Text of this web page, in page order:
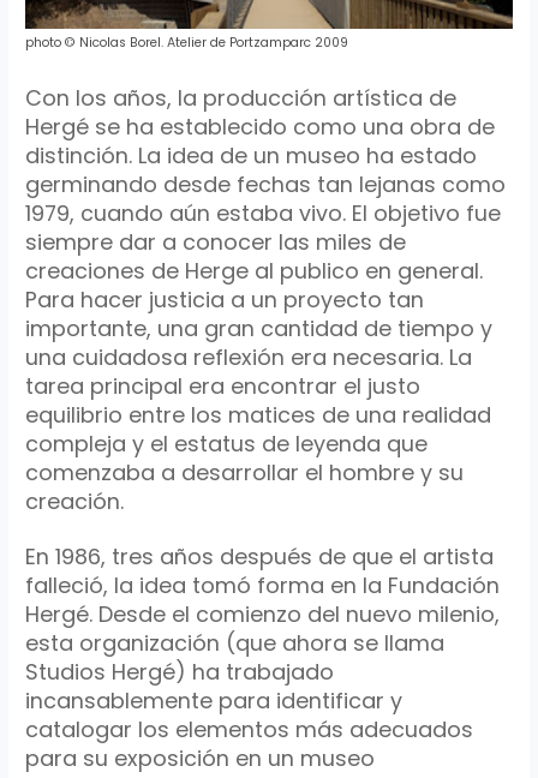
photo © Nicolas Borel.Atelier de Portzamparc 2009
Con los años, la producción artística de
Hergé se ha establecido como una obra de
distinción. La idea de un museo ha estado
germinando desde fechas tan lejanas como
1979, cuando aún estaba vivo. El objetivo fue
siempre dar a conocer las miles de
creaciones de Herge al publico en general.
Para hacer justicia a un proyecto tan
importante, una gran cantidad de tiempo y
una cuidadosa reflexión era necesaria. La
tarea principal era encontrar el justo
equilibrio entre los matices de una realidad
compleja y el estatus de leyenda que
comenzaba a desarrollar el hombre y su
creación.
En 1986, tres años después de que el artista
falleció, la idea tomó forma en la Fundación
Hergé. Desde el comienzo del nuevo milenio,
esta organización (que ahora se llama
Studios Hergé) ha trabajado
incansablemente para identificar y
catalogar los elementos más adecuados
para su exposición en un museo